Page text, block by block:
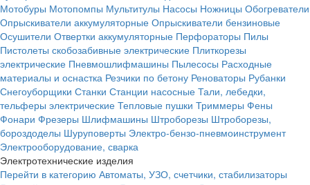
Мотобуры Мотопомпы Мультитулы Насосы Ножницы Обогреватели
Опрыскиватели аккумуляторные Опрыскиватели бензиновые
Осушители Отвертки аккумуляторные Перфораторы Пилы
Пистолеты скобозабивные электрические Плиткорезы
электрические Пневмошлифмашины Пылесосы Расходные
материалы и оснастка Резчики по бетону Реноваторы Рубанки
Снегоуборщики Станки Станции насосные Тали, лебедки,
тельферы электрические Тепловые пушки Триммеры Фены
Фонари Фрезеры Шлифмашины Штроборезы Штроборезы,
бороздоделы Шуруповерты Электро-бензо-пневмоинструмент
Электрооборудование, сварка
Электротехнические изделия
Перейти в категорию Автоматы, УЗО, счетчики, стабилизаторы